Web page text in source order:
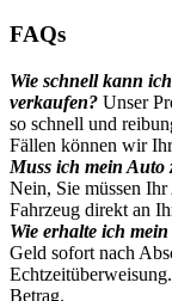
FAQs
Wie schnell kann
verkaufen? Unser
so schnell und
Fällen können wir
Muss ich mein Auto
Nein, Sie müssen
Fahrzeug direkt an
Wie erhalte ich
Geld sofort nach
Betrag.